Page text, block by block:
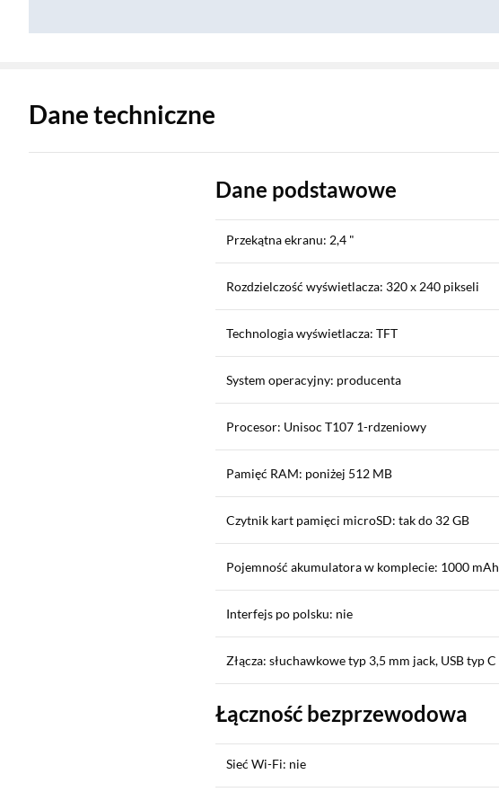
Dane techniczne
Dane podstawowe
Przekątna ekranu: 2,4 "
Rozdzielczość wyświetlacza: 320 x 240 pikseli
Technologia wyświetlacza: TFT
System operacyjny: producenta
Procesor: Unisoc T107 1-rdzeniowy
Pamięć RAM: poniżej 512 MB
Czytnik kart pamięci microSD: tak do 32 GB
Pojemność akumulatora w komplecie: 1000 mAh
Interfejs po polsku: nie
Złącza: słuchawkowe typ 3,5 mm jack, USB typ C
Łączność bezprzewodowa
Sieć Wi-Fi: nie